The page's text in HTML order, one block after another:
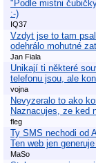
"Podle mistni
:-)
IQ37
Vzdyt jse to tam
odehrálo mohutné
Jan Fiala
Unikají ti některé
telefonu jsou, ale
vojna
Nevyzeralo to ako
Naznacujes, ze ked
fleg
Ty SMS nechodi od
Ten web jen
MaSo